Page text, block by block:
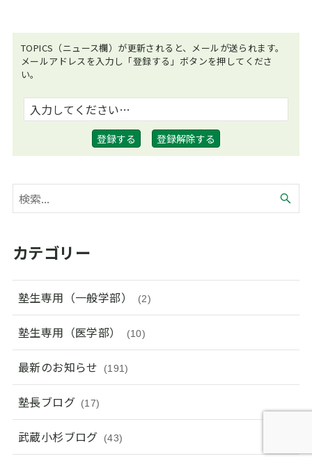
TOPICS（ニュース欄）が更新されると、メールが送られます。
メールアドレスを入力し「登録する」ボタンを押してくださ
い。
カテゴリー
塾生専用（一般学部） (2)
塾生専用（医学部） (10)
最新のお知らせ (191)
塾長ブログ (17)
武蔵小杉ブログ (43)